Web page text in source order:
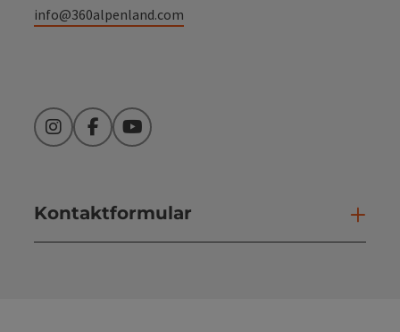
info@360alpenland.com
InstagramFacebookYouTube
Kontaktformular